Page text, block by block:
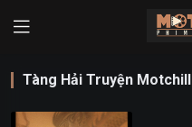
Tàng Hải Truyện Motchill